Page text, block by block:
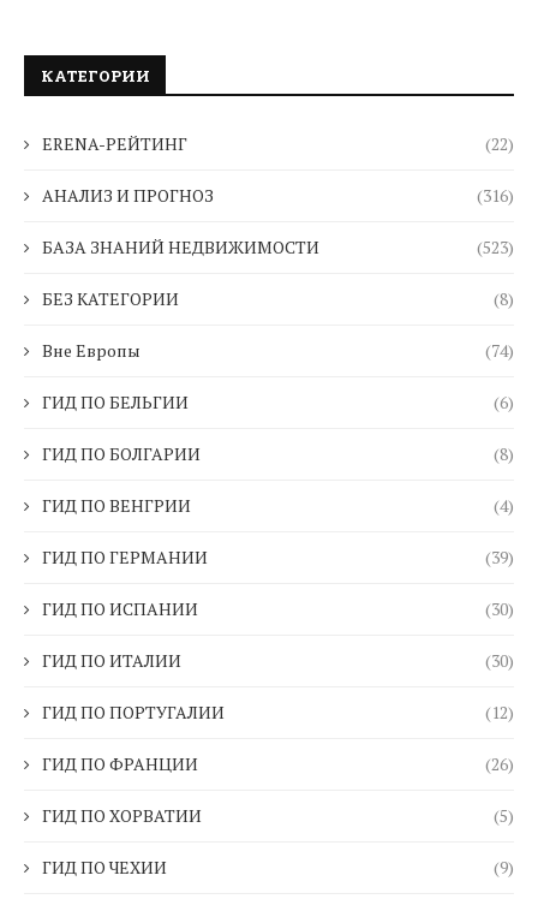
КАТЕГОРИИ
ERENA-РЕЙТИНГ (22)
АНАЛИЗ И ПРОГНОЗ (316)
БАЗА ЗНАНИЙ НЕДВИЖИМОСТИ (523)
БЕЗ КАТЕГОРИИ (8)
Вне Европы (74)
ГИД ПО БЕЛЬГИИ (6)
ГИД ПО БОЛГАРИИ (8)
ГИД ПО ВЕНГРИИ (4)
ГИД ПО ГЕРМАНИИ (39)
ГИД ПО ИСПАНИИ (30)
ГИД ПО ИТАЛИИ (30)
ГИД ПО ПОРТУГАЛИИ (12)
ГИД ПО ФРАНЦИИ (26)
ГИД ПО ХОРВАТИИ (5)
ГИД ПО ЧЕХИИ (9)